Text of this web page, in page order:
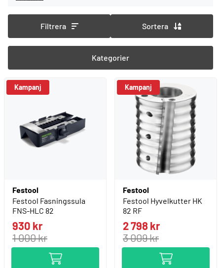
Filtrera Sortera
Kategorier
Kampanj
Festool
Festool Fasningssula
FNS-HLC 82
930 kr
1 000 kr
Kampanj
Festool
Festool Hyvelkutter HK
82 RF
2 798 kr
3 009 kr